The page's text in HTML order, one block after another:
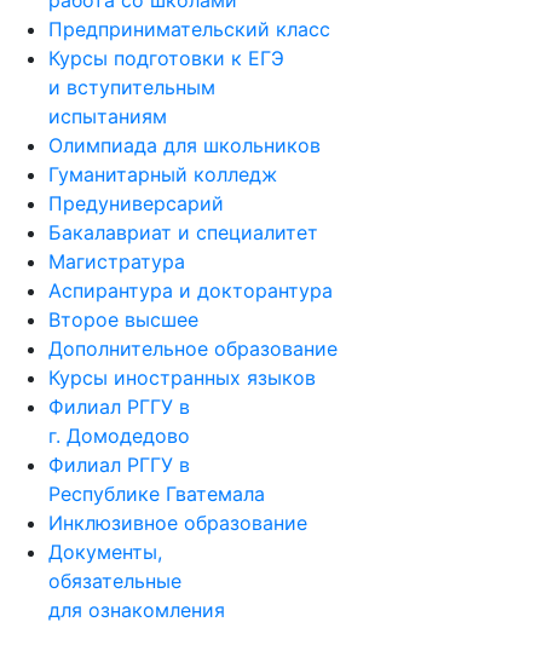
Предпринимательский класс
Курсы подготовки к ЕГЭ
и вступительным
испытаниям
Олимпиада для школьников
Гуманитарный колледж
Предуниверсарий
Бакалавриат и специалитет
Магистратура
Аспирантура и докторантура
Второе высшее
Дополнительное образование
Курсы иностранных языков
Филиал РГГУ в
г. Домодедово
Филиал РГГУ в
Республике Гватемала
Инклюзивное образование
Документы,
обязательные
для ознакомления